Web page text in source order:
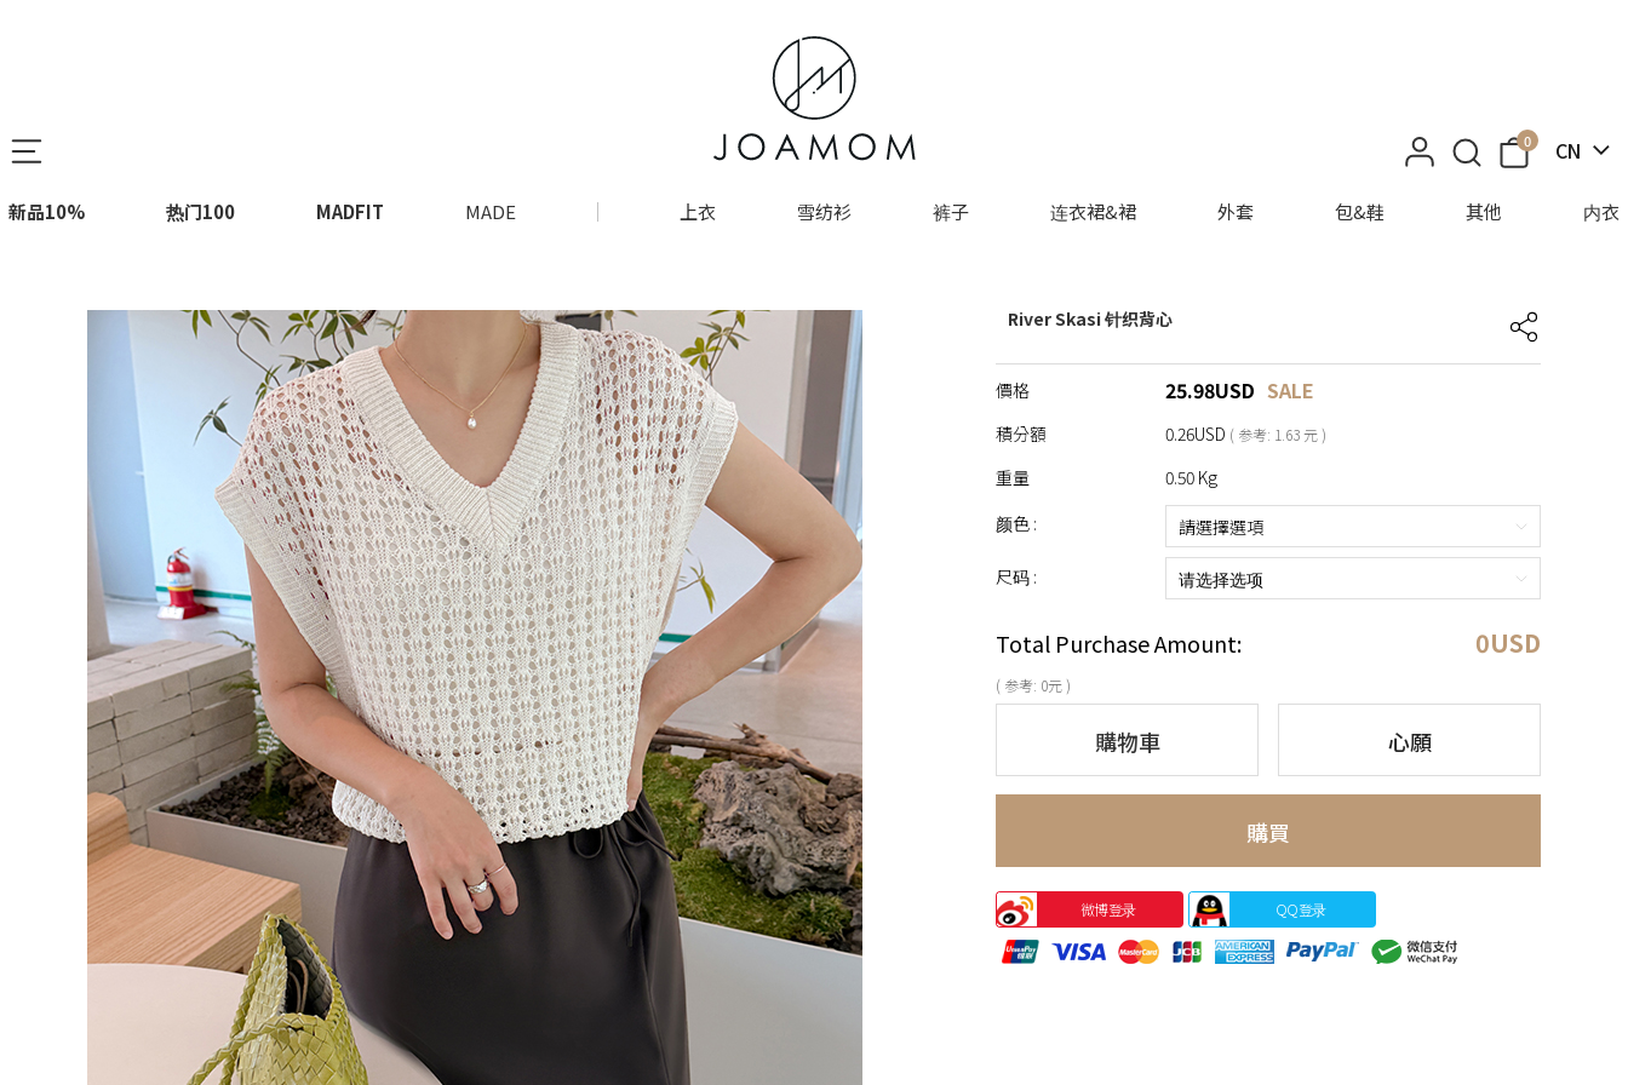
0 CN
新品10% 热门100 MADFIT MADE 上衣 雪纺衫 裤子 连衣裙&裙 外套 包&鞋 其他 内衣
River Skasi 针织背心
價格 25.98USD SALE
積分額 0.26USD ( 参考: 1.63 元 )
重量
0.50 Kg
颜色 :
尺码 :
Total Purchase Amount: 0USD
( 参考: 0元 )
購物車 心願
購買
微博登录 QQ登录